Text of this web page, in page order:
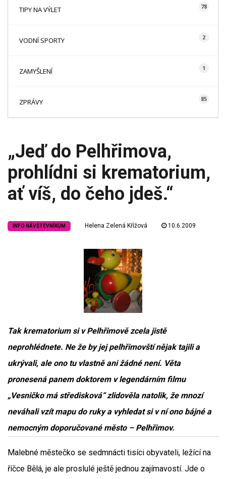
TIPY NA VÝLET 78
VODNÍ SPORTY 2
ZAMYŠLENÍ 1
ZPRÁVY 85
„Jeď do Pelhřimova,
prohlídni si krematorium,
ať víš, do čeho jdeš.“
INFO NÁVŠTĚVNÍKŮM Helena Zelená Křížová 10.6.2009
Tak krematorium si v Pelhřimově zcela jistě
neprohlédnete. Ne že by jej pelhřimovští nějak tajili a
ukrývali, ale ono tu vlastně ani žádné není. Věta
pronesená panem doktorem v legendárním filmu
„Vesničko má středisková“ zlidověla natolik, že mnozí
neváhali vzít mapu do ruky a vyhledat si v ní ono bájné a
nemocným doporučované město – Pelhřimov.
Malebné městečko se sedmnácti tisíci obyvateli, ležící na
říčce Bělá, je ale proslulé ještě jednou zajímavostí. Jde o